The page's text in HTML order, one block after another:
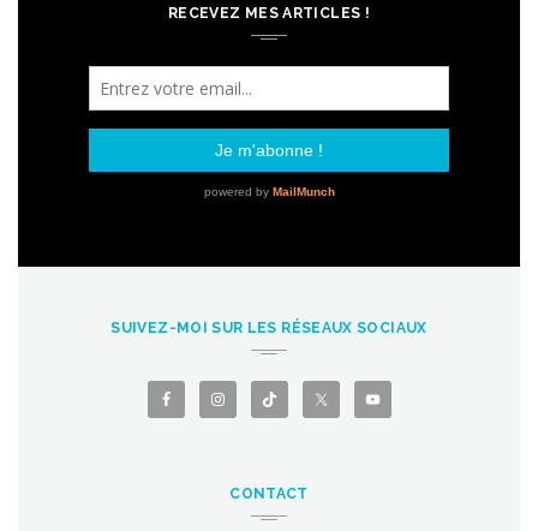
RECEVEZ MES ARTICLES !
SUIVEZ-MOI SUR LES RÉSEAUX SOCIAUX
CONTACT